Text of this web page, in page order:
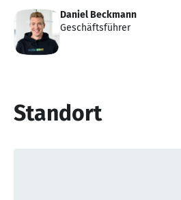
Daniel Beckmann
Geschäftsführer
Standort